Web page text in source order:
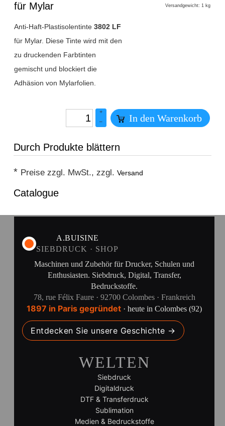
1
für Mylar
Anti-Haft-Plastisolentinte3802 LF
für Mylar. Diese Tinte wird mit den
zu druckenden Farbtinten
gemischt und blockiert die
Adhäsion von Mylarfolien.
Versandgewicht: 1 kg
+
–
In den Warenkorb
Durch Produkte blättern
* Preise zzgl. MwSt., zzgl.Versand
Catalogue
A.BUISINE
SIEBDRUCK · SHOP
Maschinen und Zubehör für Drucker, Schulen und
Enthusiasten. Siebdruck, Digital, Transfer,
Bedruckstoffe.
78, rue Félix Faure · 92700 Colombes · Frankreich
1897 in Paris gegründet · heute in Colombes (92)
Entdecken Sie unsere Geschichte →
WELTEN
Siebdruck
Digitaldruck
DTF & Transferdruck
Sublimation
Medien & Bedruckstoffe